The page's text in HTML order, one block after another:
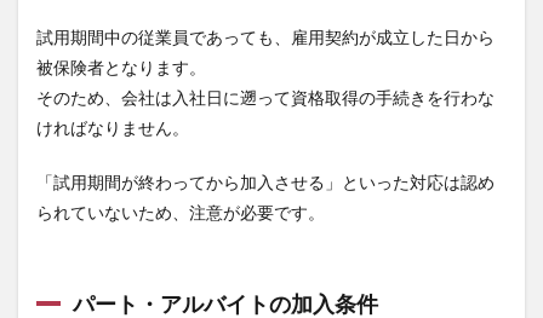
試用期間中の従業員であっても、雇用契約が成立した日から
被保険者となります。
そのため、会社は入社日に遡って資格取得の手続きを行わな
ければなりません。
「試用期間が終わってから加入させる」といった対応は認め
られていないため、注意が必要です。
パート・アルバイトの加入条件